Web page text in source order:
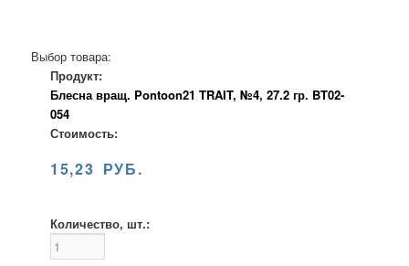
Выбор товара:
Продукт:
Блесна вращ. Pontoon21 TRAIT, №4, 27.2 гр. BT02-
054
Стоимость:
15,23 РУБ.
Количество, шт.: